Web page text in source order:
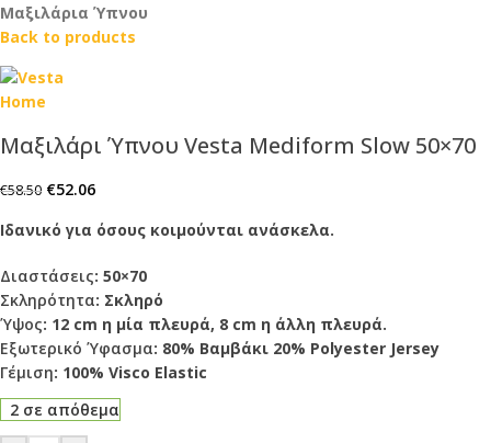
Μαξιλάρια Ύπνου
Back to products
Μαξιλάρι Ύπνου Vesta Mediform Slow 50×70
€58.50 €52.06
Ιδανικό για όσους κοιμούνται ανάσκελα.
Διαστάσεις: 50×70
Σκληρότητα: Σκληρό
Ύψος: 12 cm η μία πλευρά, 8 cm η άλλη πλευρά.
Εξωτερικό Ύφασμα: 80% Βαμβάκι 20% Polyester Jersey
Γέμιση: 100% Visco Elastic
2 σε απόθεμα